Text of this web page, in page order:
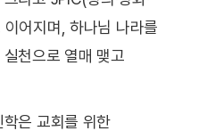
어지며, 하나님 나라를
천으로 열매 맺고
은 교회를 위한